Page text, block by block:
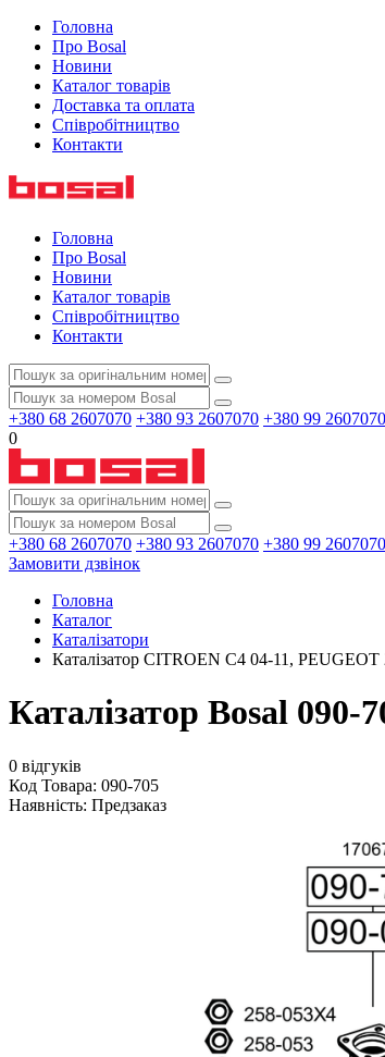
Головна
Про Bosal
Новини
Каталог товарів
Доставка та оплата
Співробітництво
Контакти
Головна
Про Bosal
Новини
Каталог товарів
Співробітництво
Контакти
+380 68 2607070 +380 93 2607070 +380 99 2607070
0
+380 68 2607070 +380 93 2607070 +380 99 2607070
Замовити дзвінок
Головна
Каталог
Каталізатори
Каталізатор CITROEN C4 04-11,
Каталізатор Bosal 090-
0 відгуків
Код Товара: 090-705
Наявність: Предзаказ